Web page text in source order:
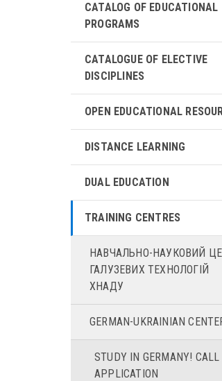
CATALOG OF EDUCATIONAL
PROGRAMS
CATALOGUE OF ELECTIVE
DISCIPLINES
OPEN EDUCATIONAL
DISTANCE LEARNING
DUAL EDUCATION
TRAINING CENTRES
НАВЧАЛЬНО-НАУКОВИЙ
ГАЛУЗЕВИХ ТЕХНОЛОГІЙ
ХНАДУ
GERMAN-UKRAINIAN
STUDY IN GERMANY! CALL
APPLICATION